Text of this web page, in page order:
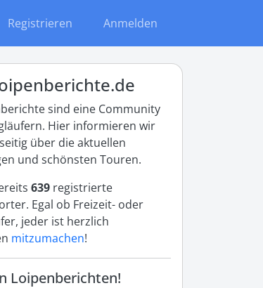
Registrieren Anmelden
sind eine Community
Hier informieren wir
über die aktuellen
und schönsten Touren.
639 registrierte
Egal ob Freizeit- oder
jeder ist herzlich
mitzumachen!
Loipenberichten!